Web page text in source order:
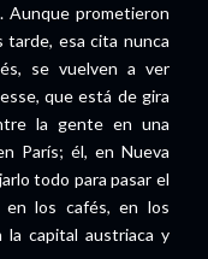
Aunque prometieron
tarde, esa cita nunca
se vuelven a ver
que está de gira
la gente en una
París; él, en Nueva
todo para pasar el
en los cafés, en los
la capital austriaca y